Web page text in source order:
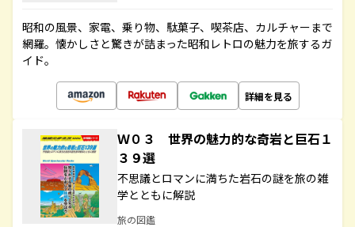
昭和の風景、家電、乗り物、駄菓子、喫茶店、カルチャーまで
網羅。懐かしさと驚きが詰まった昭和レトロの魅力を旅するガ
イド。
詳細を見る
Ｗ０３ 世界の魅力的な奇岩と巨石１
３９選
不思議とロマンに満ちた岩石の謎を旅の雑
学とともに解説
旅の図鑑